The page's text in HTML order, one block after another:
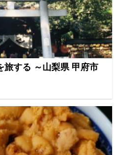
旅する ～山梨県 甲府市